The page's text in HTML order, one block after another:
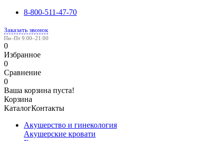
8-800-511-47-70
Заказать звонок
Пн–Пт 9:00–21:00
0
Избранное
0
Сравнение
0
Ваша корзина пуста!
Корзина
КаталогКонтакты
Акушерство и гинекология
Акушерские кровати